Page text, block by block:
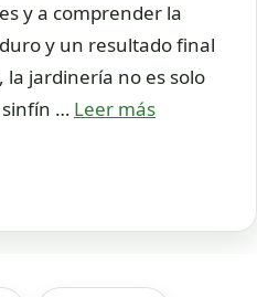
y a comprender la
y un resultado final
jardinería no es solo
… Leer más